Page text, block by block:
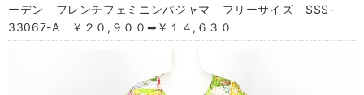
ーデン フレンチフェミニンパジャマ フリーサイズ SSS-
33067-A ￥２０,９００➡￥１４,６３０